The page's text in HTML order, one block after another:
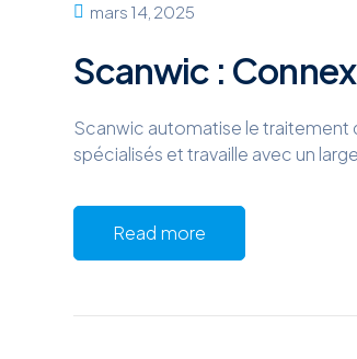
mars 14, 2025
Scanwic :
Scanwic automatise le traitement
spécialisés et travaille avec un
Read more